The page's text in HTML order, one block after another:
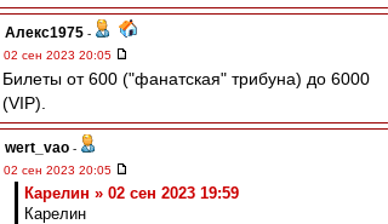
Алекс1975 -
02 сен 2023 20:05
Билеты от 600 ("фанатская" трибуна) до 6000
(VIP).
wert_vao -
02 сен 2023 20:05
Карелин » 02 сен 2023 19:59
Карелин